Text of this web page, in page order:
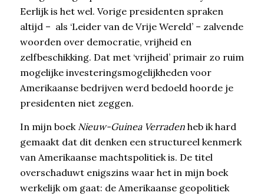
Eerlijk is het wel. Vorige presidenten spraken
altijd – als ‘Leider van de Vrije Wereld’ – zalvende
woorden over democratie, vrijheid en
zelfbeschikking. Dat met ‘vrijheid’ primair zo ruim
mogelijke investeringsmogelijkheden voor
Amerikaanse bedrijven werd bedoeld hoorde je
presidenten niet zeggen.
In mijn boek Nieuw-Guinea Verradenheb ik hard
gemaakt dat dit denken een structureel kenmerk
van Amerikaanse machtspolitiek is. De titel
overschaduwt enigszins waar het in mijn boek
werkelijk om gaat: de Amerikaanse geopolitiek